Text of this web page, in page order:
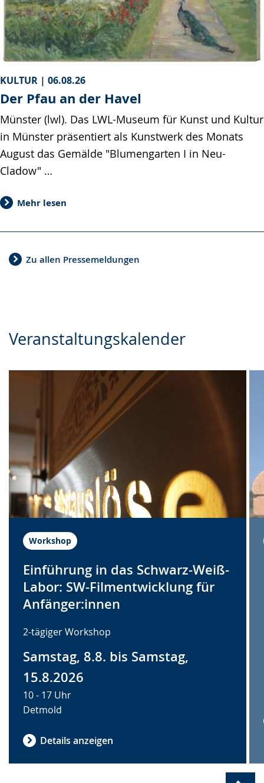
KULTUR | 06.08.26
Der Pfau an der Havel
Münster (lwl). Das LWL-Museum für Kunst und Kultur
in Münster präsentiert als Kunstwerk des Monats
August das Gemälde "Blumengarten I in Neu-
Cladow" …
Mehr lesen
Zu allen Pressemeldungen
Veranstaltungskalender
Workshop
Einführung in das Schwarz-Weiß-
Labor: SW-Filmentwicklung für
Anfänger:innen
2-tägiger Workshop
Samstag, 8.8. bis Samstag,
15.8.2026
10 - 17 Uhr
Detmold
Details anzeigen